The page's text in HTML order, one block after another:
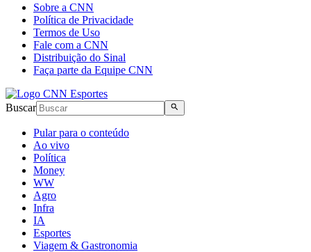
Sobre a CNN
Política de Privacidade
Termos de Uso
Fale com a CNN
Distribuição do Sinal
Faça parte da Equipe CNN
Buscar
Pular para o conteúdo
Ao vivo
Política
Money
WW
Agro
Infra
IA
Esportes
Viagem & Gastronomia